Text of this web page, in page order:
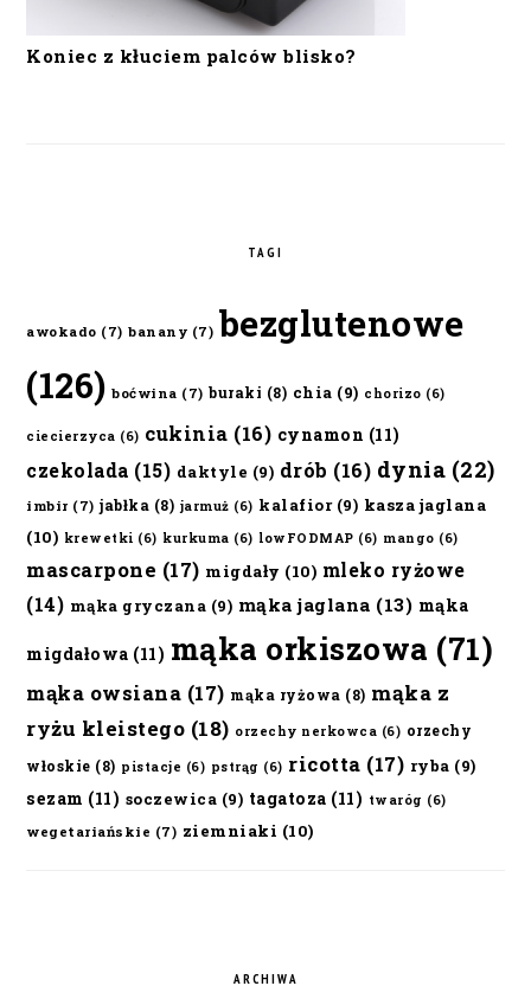
Koniec z kłuciem palców blisko?
TAGI
awokado (7) banany (7) bezglutenowe
(126) boćwina (7) buraki (8) chia (9) chorizo (6)
ciecierzyca (6) cukinia (16) cynamon (11)
czekolada (15) daktyle (9) drób (16) dynia (22)
imbir (7) jabłka (8) jarmuż (6) kalafior(9) kasza jaglana
(10) krewetki (6) kurkuma (6) lowFODMAP (6) mango (6)
mascarpone (17) migdały (10) mleko ryżowe
(14) mąka gryczana (9) mąka jaglana (13) mąka
migdałowa (11) mąka orkiszowa (71)
mąka owsiana (17) mąka ryżowa (8) mąka z
ryżu kleistego (18) orzechy nerkowca (6) orzechy
włoskie (8) pistacje (6) pstrąg (6) ricotta (17) ryba (9)
sezam (11) soczewica (9) tagatoza (11) twaróg (6)
wegetariańskie (7) ziemniaki (10)
ARCHIWA